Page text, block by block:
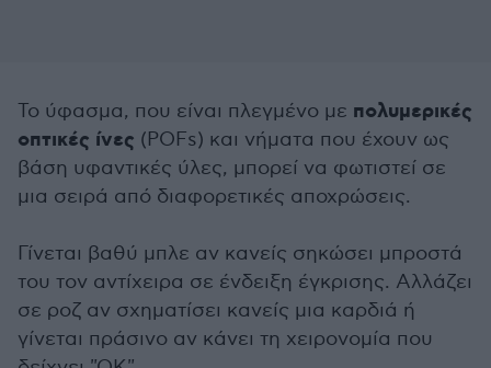
Το ύφασμα, που είναι πλεγμένο με πολυμερικές
οπτικές ίνες (POFs) και νήματα που έχουν ως
βάση υφαντικές ύλες, μπορεί να φωτιστεί σε
μια σειρά από διαφορετικές αποχρώσεις.
Γίνεται βαθύ μπλε αν κανείς σηκώσει μπροστά
του τον αντίχειρα σε ένδειξη έγκρισης. Αλλάζει
σε ροζ αν σχηματίσει κανείς μια καρδιά ή
γίνεται πράσινο αν κάνει τη χειρονομία που